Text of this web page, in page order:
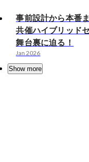
事前設計から本番
共催ハイブリッド
舞台裏に迫る！
Jan 2026
Show more